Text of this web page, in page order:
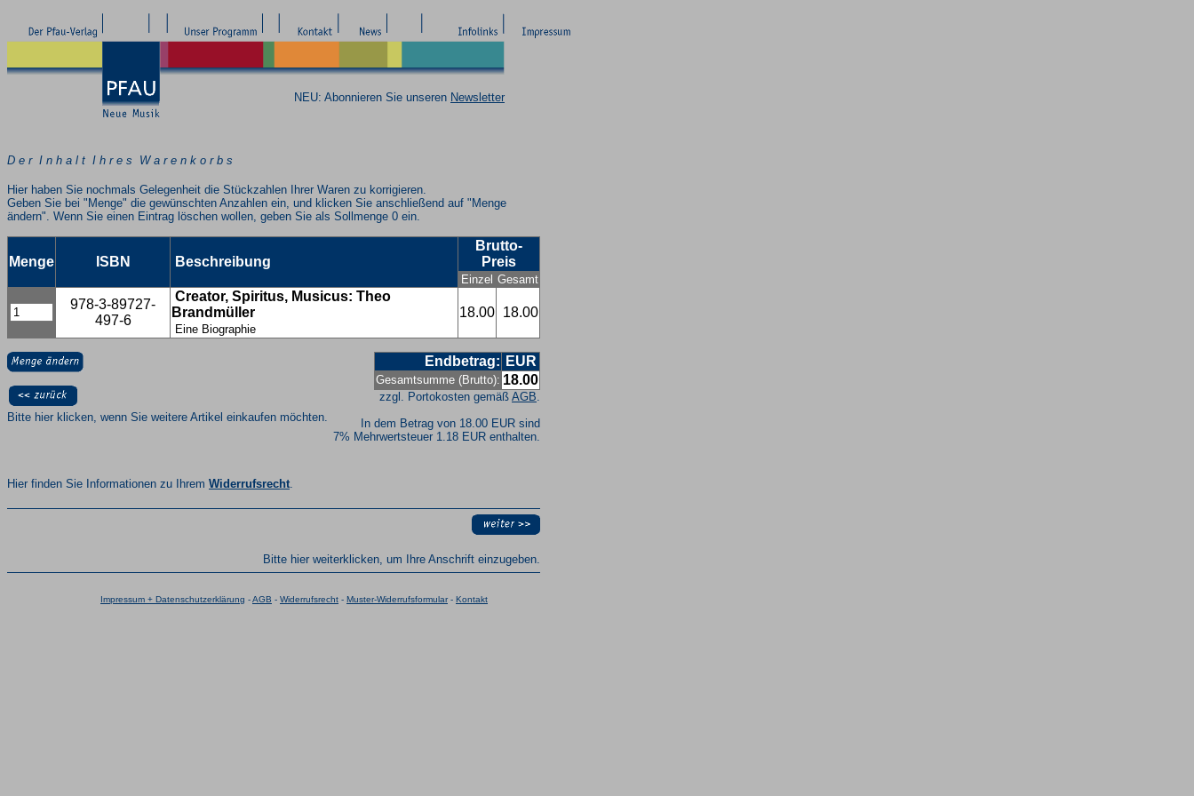
NEU: Abonnieren Sie unseren Newsletter
D e r I n h a l t I h r e s W a r e n k o r b s
Hier haben Sie nochmals Gelegenheit die Stückzahlen Ihrer Waren zu korrigieren.
Geben Sie bei "Menge" die gewünschten Anzahlen ein, und klicken Sie anschließend auf "Menge
ändern". Wenn Sie einen Eintrag löschen wollen, geben Sie als Sollmenge 0 ein.
Menge ISBN Beschreibung
Brutto-
Preis
Einzel Gesamt
978-3-89727-
497-6
Creator, Spiritus, Musicus: Theo
Brandmüller
Eine Biographie
18.00 18.00
Endbetrag: EUR
Gesamtsumme (Brutto): 18.00
zzgl. Portokosten gemäß AGB.
In dem Betrag von 18.00 EUR sind
7% Mehrwertsteuer 1.18 EUR enthalten.
Bitte hier klicken, wenn Sie weitere Artikel einkaufen möchten.
Hier finden Sie Informationen zu Ihrem Widerrufsrecht.
Bitte hier weiterklicken, um Ihre Anschrift einzugeben.
Impressum + Datenschutzerklärung -AGB - Widerrufsrecht - Muster-Widerrufsformular- Kontakt